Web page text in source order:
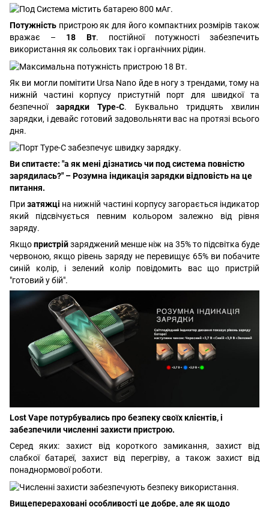
Потужність пристрою як для його компактних розмірів також
вражає – 18 Вт. постійної потужності забезпечить
використання як сольових так і органічних рідин.
Як ви могли помітити Ursa Nano йде в ногу з трендами, тому на
нижній частині корпусу пристутній порт для швидкої та
безпечноїзарядки Type-C. Буквально тридцять хвилин
зарядки, і девайс готовий задовольняти вас на протязі всього
дня.
Ви спитаєте: "а як мені дізнатись чи под система повністю
зарядилась?" – Розумна індикація зарядки відповість на це
питання.
Призатяжці на нижній частині корпусу загорається індикатор
який підсвічується певним кольором залежно від рівня
заряду.
Якщопристрійзаряджений менше ніж на 35% то підсвітка буде
червоною, якщо рівень заряду не перевищує 65% ви побачите
синій колір, і зелений колір повідомить вас що пристрій
"готовий у бій".
Lost Vape потурбувались про безпеку своїх клієнтів, і
забезпечили численні захисти пристрою.
Серед яких: захист від короткого замикання, захист від
слабкої батареї, захист від перегріву, а також захист від
понаднормової роботи.
Вищеперераховані особливості це добре, але як щодо